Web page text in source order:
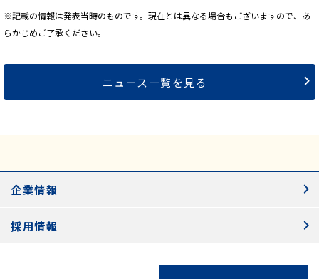
※記載の情報は発表当時のものです。現在とは異なる場合もございますので、あ
らかじめご了承ください。
ニュース一覧を見る
企業情報
採用情報